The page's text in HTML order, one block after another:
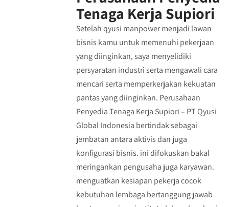
Tenaga Kerja Supiori
Setelah qyusi manpower menjadi lawan
bisnis kamu untuk memenuhi pekerjaan
yang diinginkan, saya menyelidiki
persyaratan industri serta mengawali cara
mencari serta memperkerjakan kekuatan
pantas yang diinginkan. Perusahaan
Penyedia Tenaga Kerja Supiori – PT Qyusi
Global Indonesia bertindak sebagai
jembatan antara aktivis dan juga
konfigurasi bisnis. ini difokuskan bakal
meringankan pengusaha juga karyawan.
menguatkan kesiapan pekerja cocok
kebutuhan lembaga bertanggung jawab